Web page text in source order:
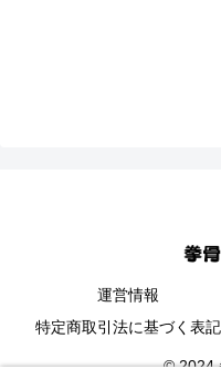
運営情報
特定商取引法に基づく表記
© 2024